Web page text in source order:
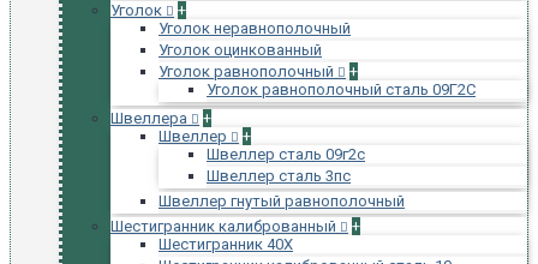
Уголок
+
Уголок неравнополочный
Уголок оцинкованный
Уголок равнополочный
+
Уголок равнополочный сталь 09Г2С
Швеллера
+
Швеллер
+
Швеллер сталь 09г2с
Швеллер сталь 3пс
Швеллер гнутый равнополочный
Шестигранник калиброванный
+
Шестигранник 40Х